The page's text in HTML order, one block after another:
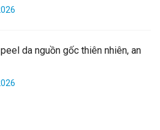
da nguồn gốc thiên nhiên, an